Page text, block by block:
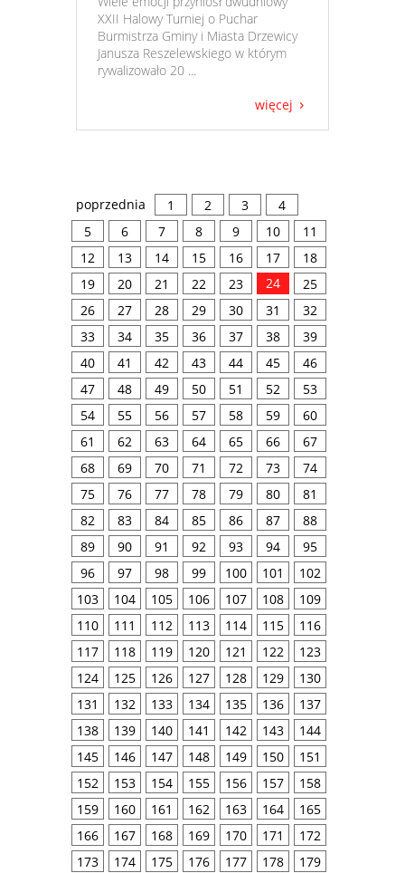
XXII Halowy Turniej o Puchar
Burmistrza Gminy i Miasta Drzewicy
Janusza Reszelewskiego w którym
rywalizowało 20 ...
więcej
poprzednia 1 2 3
4
5
6 7 8 9 10
11
12
13 14 15 16 17
18
19
20 21 22 23 24
25
26
27 28 29 30 31
32
33
34 35 36 37 38
39
40
41 42 43 44 45
46
47
48 49 50 51 52
53
54
55 56 57 58 59
60
61
62 63 64 65 66
67
68
69 70 71 72 73
74
75
76 77 78 79 80
81
82
83 84 85 86 87
88
89
90 91 92 93 94
95
96
97 98 99 100 101
102
103
104 105 106 107 108
109
110
111 112 113 114 115
116
117
118 119 120 121 122
123
124
125 126 127 128 129
130
131
132 133 134 135 136
137
138
139 140 141 142 143
144
145
146 147 148 149 150
151
152
153 154 155 156 157
158
159
160 161 162 163 164
165
166
167 168 169 170 171
172
173
174 175 176 177 178
179